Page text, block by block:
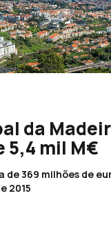
da
5,4 mil M€
de 369 milhões de
2015